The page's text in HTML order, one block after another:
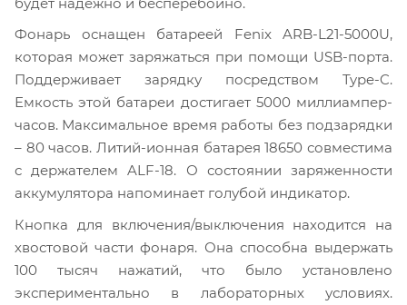
Фонарь оснащен батареей Fenix ARB-L21-5000U,
которая может заряжаться при помощи USB-порта.
Поддерживает зарядку посредством Type-C.
Емкость этой батареи достигает 5000 миллиампер-
часов. Максимальное время работы без подзарядки
– 80 часов. Литий-ионная батарея 18650 совместима
с держателем ALF-18. О состоянии заряженности
аккумулятора напоминает голубой индикатор.
Кнопка для включения/выключения находится на
хвостовой части фонаря. Она способна выдержать
100 тысяч нажатий, что было установлено
экспериментально в лабораторных условиях.